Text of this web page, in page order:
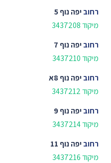
רחוביפה נוף 5
מיקוד 3437208
רחוביפה נוף 7
מיקוד 3437210
רחוביפה נוף 8א
מיקוד 3437212
רחוביפה נוף 9
מיקוד 3437214
רחוביפה נוף 11
מיקוד 3437216